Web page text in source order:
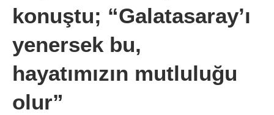
konuştu; “Galatasaray’ı
yenersek bu,
hayatımızın mutluluğu
olur”